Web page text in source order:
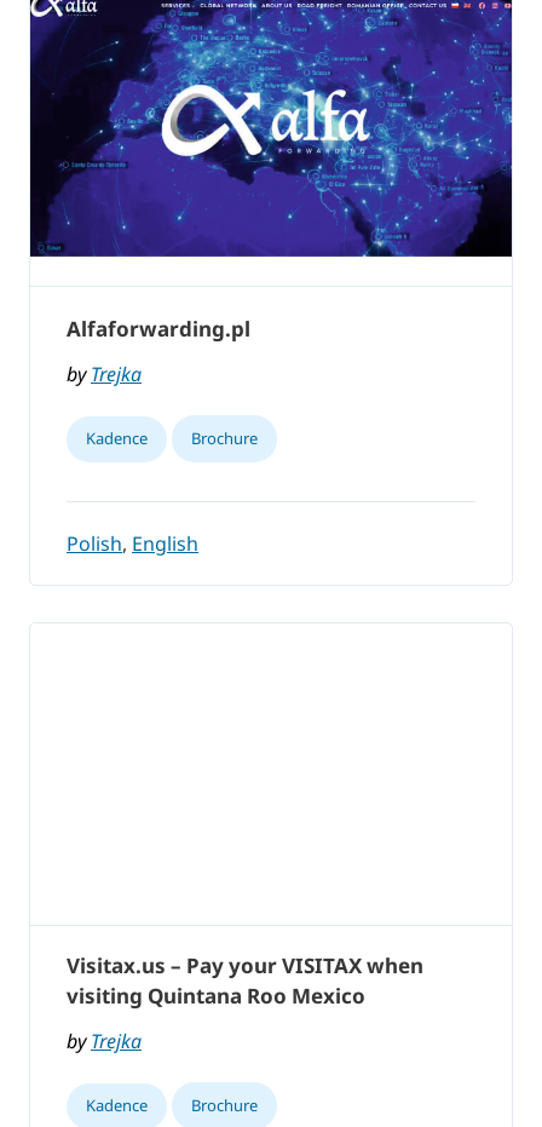
Alfaforwarding.pl
byTrejka
Kadence Brochure
Polish, English
Visitax.us – Pay your VISITAX when
visiting Quintana Roo Mexico
byTrejka
Kadence Brochure